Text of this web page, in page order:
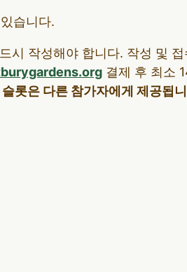
습니다.
시 작성해야 합니다. 작성 및
결제 후 최소
롯은 다른 참가자에게 제공됩